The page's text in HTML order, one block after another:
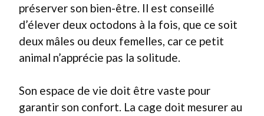
préserver son bien-être. Il est conseillé
d’élever deux octodons à la fois, que ce soit
deux mâles ou deux femelles, car ce petit
animal n’apprécie pas la solitude.
Son espace de vie doit être vaste pour
garantir son confort. La cage doit mesurer au